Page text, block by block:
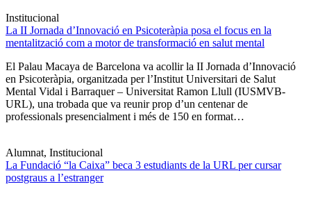
Institucional
La II Jornada d’Innovació en Psicoteràpia posa el focus en la
mentalització com a motor de transformació en salut mental
El Palau Macaya de Barcelona va acollir la II Jornada d’Innovació
en Psicoteràpia, organitzada per l’Institut Universitari de Salut
Mental Vidal i Barraquer – Universitat Ramon Llull (IUSMVB-
URL), una trobada que va reunir prop d’un centenar de
professionals presencialment i més de 150 en format…
Alumnat, Institucional
La Fundació “la Caixa” beca 3 estudiants de la URL per cursar
postgraus a l’estranger